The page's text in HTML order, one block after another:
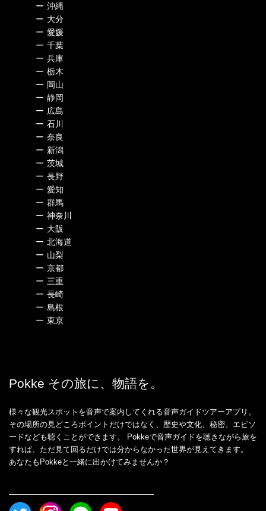
ー 沖縄
ー 大分
ー 愛媛
ー 千葉
ー 兵庫
ー 栃木
ー 岡山
ー 静岡
ー 広島
ー 石川
ー 奈良
ー 新潟
ー 茨城
ー 長野
ー 愛知
ー 群馬
ー 神奈川
ー 大阪
ー 北海道
ー 山梨
ー 京都
ー 三重
ー 長崎
ー 島根
ー 東京
Pokke その旅に、物語を。
様々な観光スポットを音声で案内してくれる音声ガイドツアーアプリ。
その場所の見どころポイントだけではなく、歴史や文化、秘密、エピソ
ードなども聴くことができます。 Pokkeで音声ガイドを聴きながら旅を
すれば、ただ見て回るだけでは分からなかった世界が見えてきます。
あなたもPokkeと一緒に出かけてみませんか？